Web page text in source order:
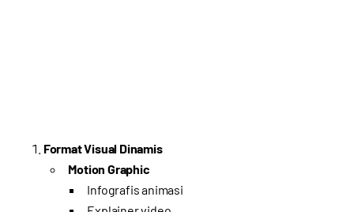
Format Visual Dinamis
Motion Graphic
Infografis animasi